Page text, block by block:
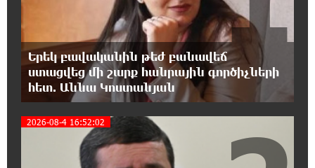
միջազգային մրցաշարում
0:17:18 8-08-2026
ԱՄՆ Սենատը մեծամասնությամբ ընդունել է
Ռուսաստանի և Իրանի դեմ
պատժամիջոցների ընդլայնման օրինագիծը
0:00:14 8-08-2026
Երգչուհի Բեյոնսեն ​​4 դատական հայց է
ներկայացրել Թուրքիայում
Երեկ բավականին թեժ բանավեճ
ստացվեց մի շարք հանրային գործիչների
հետ. Աննա Կոստանյան
2026-08-4 16:52:02